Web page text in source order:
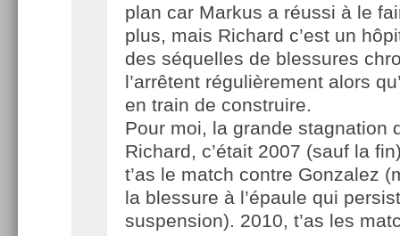
plan car Markus a réussi à le
plus, mais Richard c’est un
des séquelles de blessures
l’arrêtent régulièrement alors
en train de construire.
Pour moi, la grande stagnation
Richard, c’était 2007 (sauf la
t’as le match contre Gonzalez
la blessure à l’épaule qui
suspension). 2010, t’as les